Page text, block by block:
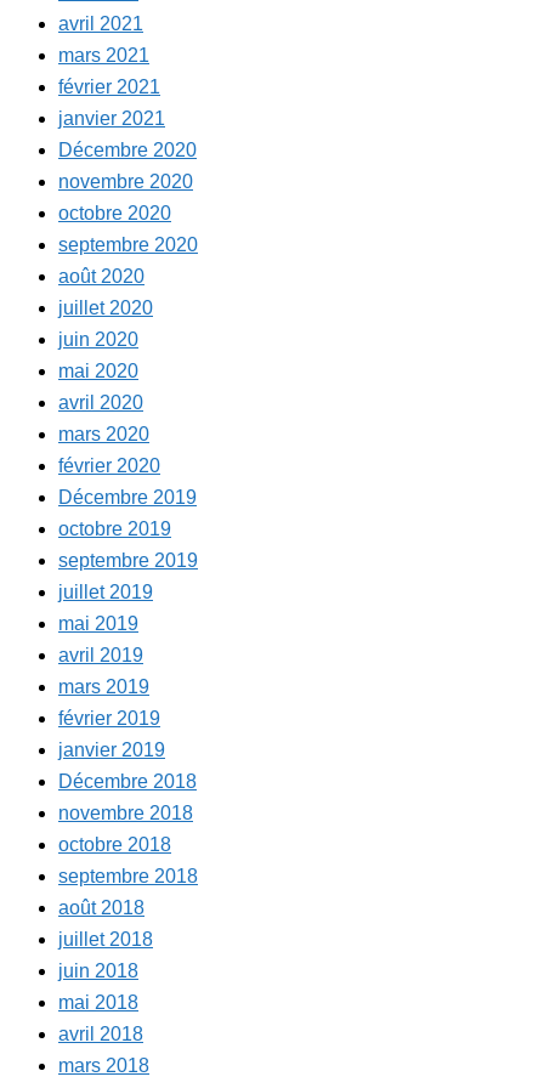
avril 2021
mars 2021
février 2021
janvier 2021
Décembre 2020
novembre 2020
octobre 2020
septembre 2020
août 2020
juillet 2020
juin 2020
mai 2020
avril 2020
mars 2020
février 2020
Décembre 2019
octobre 2019
septembre 2019
juillet 2019
mai 2019
avril 2019
mars 2019
février 2019
janvier 2019
Décembre 2018
novembre 2018
octobre 2018
septembre 2018
août 2018
juillet 2018
juin 2018
mai 2018
avril 2018
mars 2018